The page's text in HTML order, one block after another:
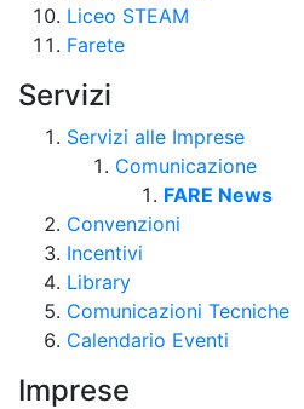
Liceo STEAM
Farete
Servizi
Servizi alle Imprese
Comunicazione
FARE News
Convenzioni
Incentivi
Library
Comunicazioni Tecniche
Calendario Eventi
Imprese